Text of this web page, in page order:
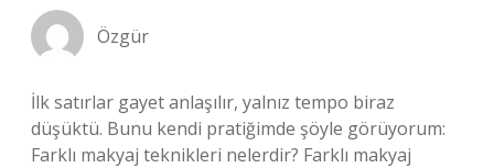
Özgür
İlk satırlar gayet anlaşılır, yalnız tempo biraz
düşüktü. Bunu kendi pratiğimde şöyle görüyorum:
Farklı makyaj teknikleri nelerdir? Farklı makyaj